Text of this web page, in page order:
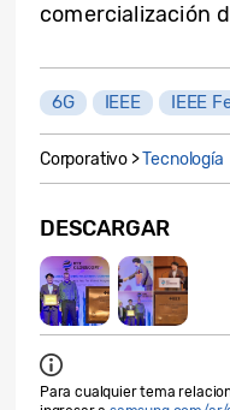
comercialización
6G IEEE IEEE
Corporativo >Tecnología
DESCARGAR
Para cualquier tema